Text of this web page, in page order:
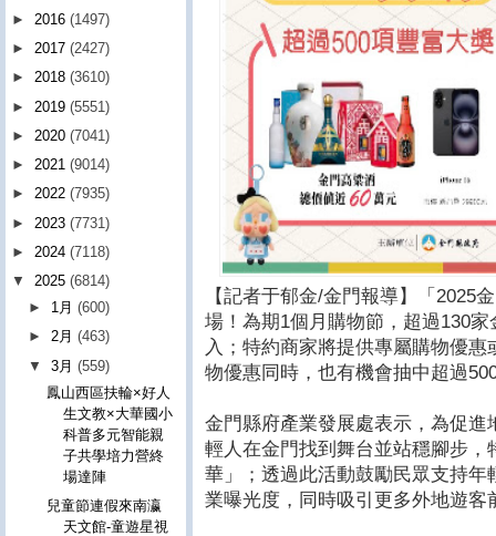
【記者于郁金/金門報導】「2025
場！為期1個月購物節，超過130
入；特約商家將提供專屬購物優
物優惠同時，也有機會抽中超過
金門縣府產業發展處表示，為促
輕人在金門找到舞台並站穩腳步，
華」；透過此活動鼓勵民眾支持
業曝光度，同時吸引更多外地遊
► 2016 (1497)
► 2017 (2427)
► 2018 (3610)
► 2019 (5551)
► 2020 (7041)
► 2021 (9014)
► 2022 (7935)
► 2023 (7731)
► 2024 (7118)
▼ 2025 (6814)
► 1月(600)
►2月(463)
▼3月(559)
鳳山西區扶輪×好人
生文教×大華國小
科普多元智能親
子共學培力營終
場達陣
兒童節連假來南瀛
天文館-童遊星視